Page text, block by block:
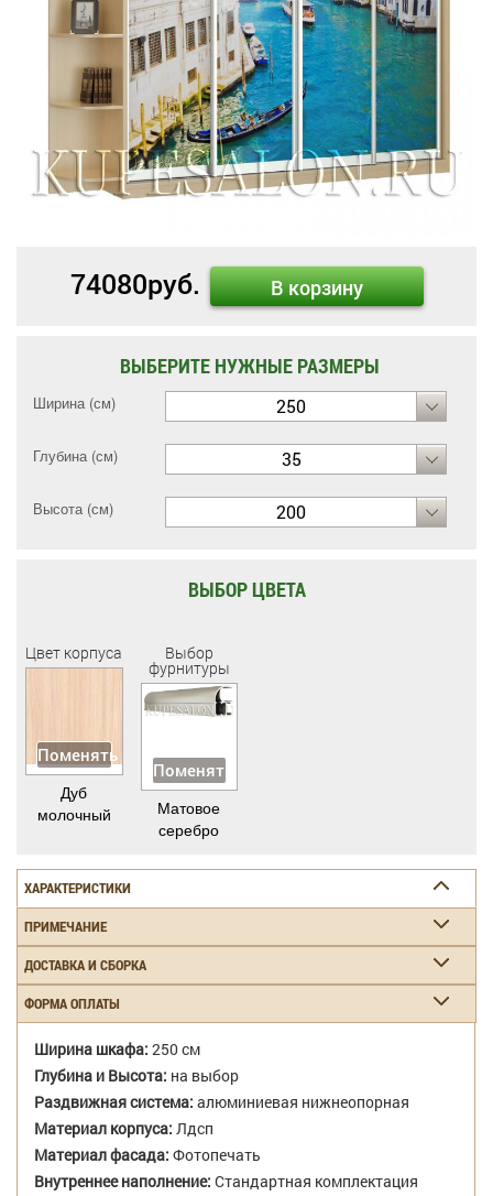
74080руб. В корзину
ВЫБЕРИТЕ НУЖНЫЕ РАЗМЕРЫ
Ширина (см) 250
Глубина (см) 35
Высота (см) 200
ВЫБОР ЦВЕТА
Цвет корпуса
Поменять
Дуб
молочный
Выбор
фурнитуры
Поменять
Матовое
серебро
ХАРАКТЕРИСТИКИ
ПРИМЕЧАНИЕ
ДОСТАВКА И СБОРКА
ФОРМА ОПЛАТЫ
Ширина шкафа: 250 см
Глубина и Высота: на выбор
Раздвижная система: алюминиевая нижнеопорная
Материал корпуса: Лдсп
Материал фасада: Фотопечать
Внутреннее наполнение: Стандартная комплектация